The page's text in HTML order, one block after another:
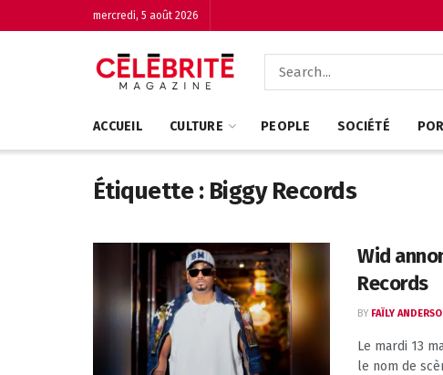
mercredi, 5 août 2026
ACCUEIL CULTURE PEOPLE SOCIÉTÉ
Étiquette : Biggy Records
Wid
Records
BY FAÏLY
Le mardi 13
le nom de